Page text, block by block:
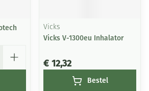
Vicks
Vicks V-1300eu Inhalator
€ 12,32
Bestel